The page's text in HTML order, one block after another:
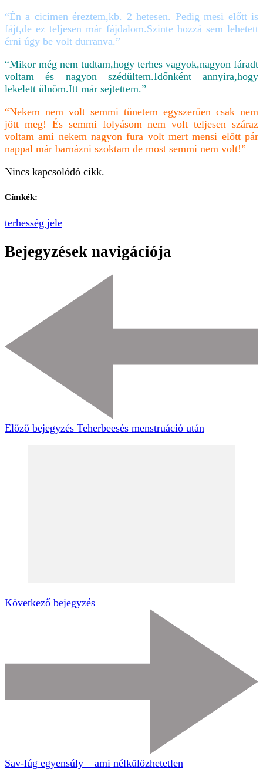
“Én a cicimen éreztem,kb. 2 hetesen. Pedig mesi előtt is
fájt,de ez teljesen már fájdalom.Szinte hozzá sem lehetett
érni úgy be volt durranva.”
“Mikor még nem tudtam,hogy terhes vagyok,nagyon fáradt
voltam és nagyon szédültem.Időnként annyira,hogy
lekelett ülnöm.Itt már sejtettem.”
“Nekem nem volt semmi tünetem egyszerüen csak nem
jött meg! És semmi folyásom nem volt teljesen száraz
voltam ami nekem nagyon fura volt mert mensi elött pár
nappal már barnázni szoktam de most semmi nem volt!”
Nincs kapcsolódó cikk.
Címkék:
terhesség jele
Bejegyzések navigációja
Előző bejegyzés Teherbeesés menstruáció után
Következő bejegyzés
Sav-lúg egyensúly – ami nélkülözhetetlen